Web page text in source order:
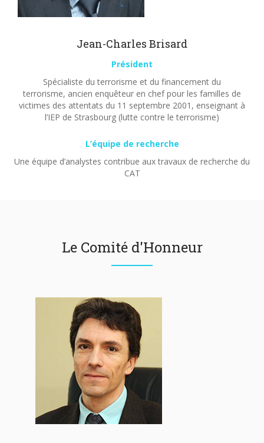
Jean-Charles Brisard
Président
Spécialiste du terrorisme et du financement du
terrorisme, ancien enquêteur en chef pour les familles de
victimes des attentats du 11 septembre 2001, enseignant à
l’IEP de Strasbourg (lutte contre le terrorisme)
L’équipe de recherche
Une équipe d’analystes contribue aux travaux de recherche du
CAT
Le Comité d'Honneur